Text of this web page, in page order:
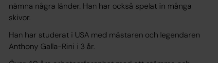
nämna några länder. Han har också spelat in många
skivor.
Han har studerat i USA med mästaren och legendaren
Anthony Galla-Rini i 3 år.